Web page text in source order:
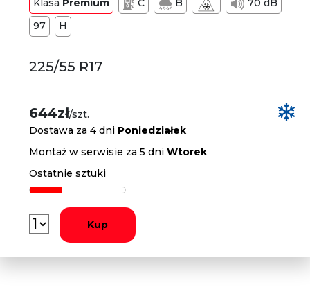
Klasa Premium C B
70 dB
97
H
225/55 R17
644zł/szt.
Dostawa za 4 dni Poniedziałek
Montaż w serwisie za 5 dniWtorek
Ostatnie sztuki
Kup